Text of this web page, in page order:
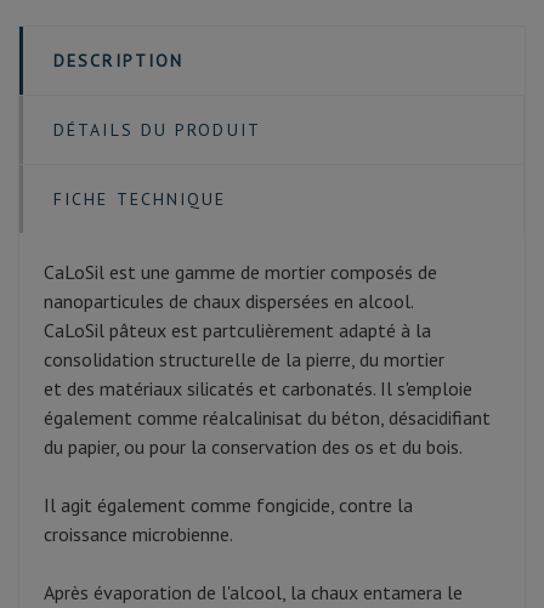
DESCRIPTION
DÉTAILS DU PRODUIT
FICHE TECHNIQUE
CaLoSil est une gamme de mortier composés de
nanoparticules de chaux dispersées en alcool.
CaLoSil pâteux est partculièrement adapté à la
consolidation structurelle de la pierre, du mortier
et des matériaux silicatés et carbonatés. Il s'emploie
également comme réalcalinisat du béton, désacidifiant
du papier, ou pour la conservation des os et du bois.
Il agit également comme fongicide, contre la
croissance microbienne.
Après évaporation de l'alcool, la chaux entamera le